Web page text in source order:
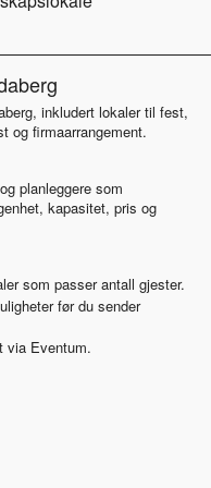
inkludert lokaler til fest,
og firmaarrangement.
planleggere som
kapasitet, pris og
som passer antall gjester.
før du sender
via Eventum.